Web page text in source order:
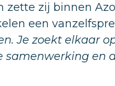
zette zij binnen
een
Je zoekt elkaar
samenwerking en